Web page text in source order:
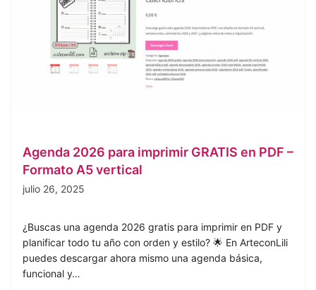
Agenda 2026 para imprimir GRATIS en PDF –
Formato A5 vertical
julio 26, 2025
¿Buscas una agenda 2026 gratis para imprimir en PDF y
planificar todo tu año con orden y estilo? 🌟 En ArteconLili
puedes descargar ahora mismo una agenda básica,
funcional y…